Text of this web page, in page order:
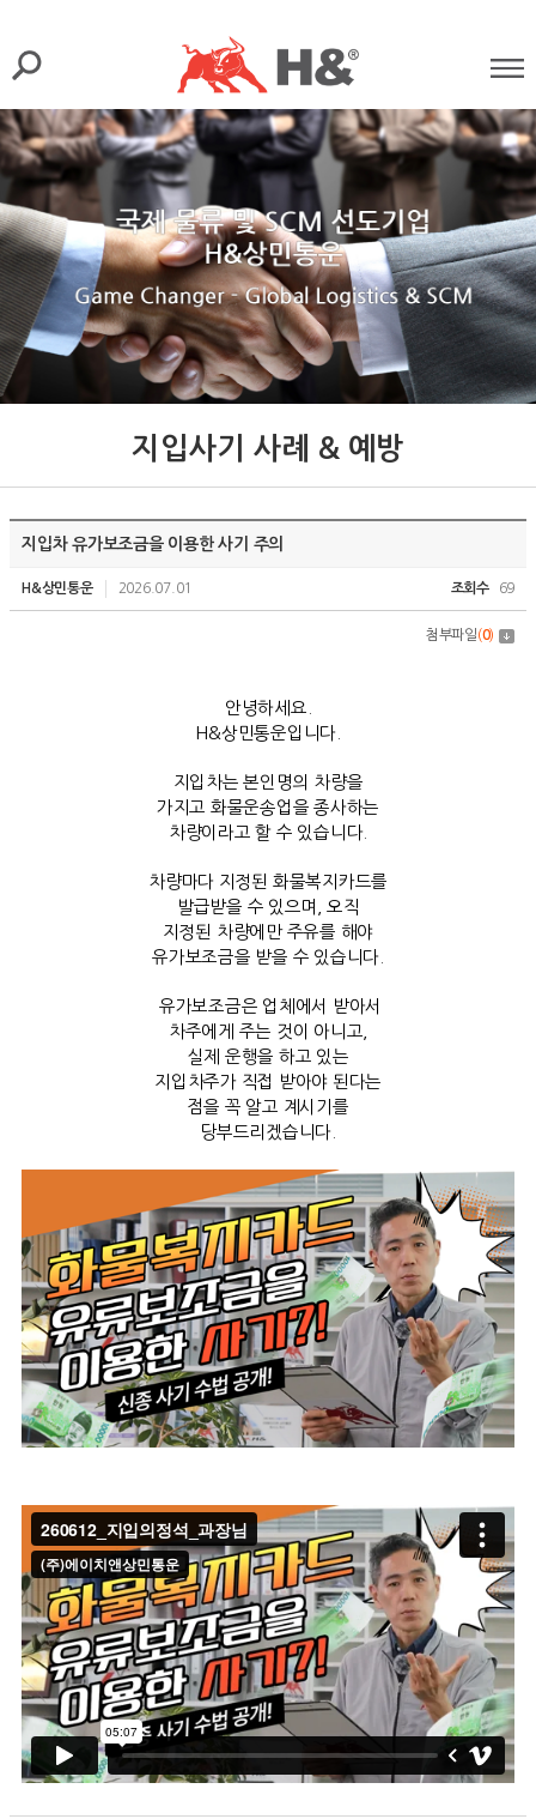
지입사기 사례 & 예방
지입차 유가보조금을 이용한 사기 주의
H&상민통운 2026.07.01 조회수 69
첨부파일(0)
안녕하세요.
H&상민통운입니다.
지입차는 본인명의 차량을
가지고 화물운송업을 종사하는
차량이라고 할 수 있습니다.
차량마다 지정된 화물복지카드를
발급받을 수 있으며, 오직
지정된 차량에만 주유를 해야
유가보조금을 받을 수 있습니다.
유가보조금은 업체에서 받아서
차주에게 주는 것이 아니고,
실제 운행을 하고 있는
지입차주가 직접 받아야 된다는
점을 꼭 알고 계시기를
당부드리겠습니다.